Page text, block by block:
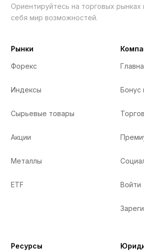
Ориентируйтесь на торговых рынках
себя мир возможностей.
Рынки
Форекс
Индексы
Сырьевые товары
Акции
Металлы
ETF
Бонус
Войти
Ресурсы